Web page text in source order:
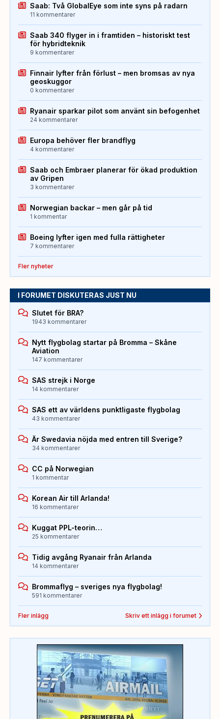
Saab: Två GlobalEye som inte syns på radarn
11 kommentarer
Saab 340 flyger in i framtiden – historiskt test
för hybridteknik
9 kommentarer
Finnair lyfter från förlust – men bromsas av nya
geoskuggor
0 kommentarer
Ryanair sparkar pilot som använt sin befogenhet
24 kommentarer
Europa behöver fler brandflyg
4 kommentarer
Saab och Embraer planerar för ökad produktion
av Gripen
3 kommentarer
Norwegian backar – men går på tid
1 kommentar
Boeing lyfter igen med fulla rättigheter
7 kommentarer
Fler nyheter
I FORUMET DISKUTERAS JUST NU
Slutet för BRA?
1943 kommentarer
Nytt flygbolag startar på Bromma – Skåne
Aviation
147 kommentarer
SAS strejk i Norge
14 kommentarer
SAS ett av världens punktligaste flygbolag
43 kommentarer
Är Swedavia nöjda med entren till Sverige?
34 kommentarer
CC på Norwegian
1 kommentar
Korean Air till Arlanda!
16 kommentarer
Kuggat PPL-teorin…
25 kommentarer
Tidig avgång Ryanair från Arlanda
14 kommentarer
Brommaflyg – sveriges nya flygbolag!
591 kommentarer
Fler inlägg Skriv ett inlägg i forumet